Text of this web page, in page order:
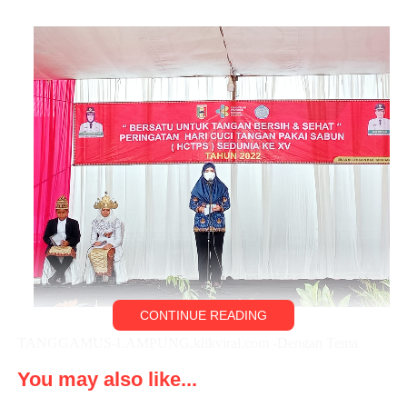
tangan memakai sabun sudah mulai terlihat nyata, namun
demikian, agar perilaku ini menjadi suatu budaya harus terus kita
galakkan, bukan hanya karena Pandemi, namun harus diyakini
bahwa selalu cuci tangan pakai sabun adalah hal yang sangat
penting bagi kesehatan.
Lanjut Bupati, Pagi ini kita memperingati Hari Cuci Tangan
“Peran Perempuan Berdaya untuk Penurunan Stunting dengan
CONTINUE READING
You may also like...